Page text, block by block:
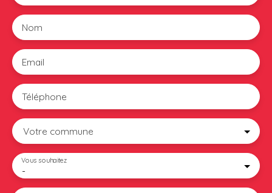
Nom
Email
Téléphone
Votre commune
-
Vous souhaitez